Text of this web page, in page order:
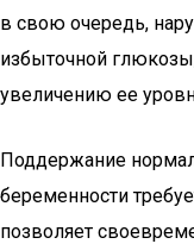
в свою очередь,
избыточной
увеличению ее
Поддержание
беременности
позволяет